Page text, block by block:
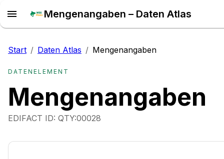
Mengenangaben – Daten Atlas
Start / Daten Atlas / Mengenangaben
DATENELEMENT
Mengenangaben
EDIFACT ID: QTY:00028